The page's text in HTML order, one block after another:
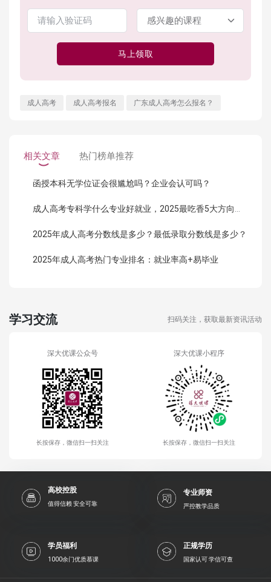
马上领取
成人高考 成人高考报名 广东成人高考怎么报名？
相关文章 热门榜单推荐
函授本科无学位证会很尴尬吗？企业会认可吗？
成人高考专科学什么专业好就业，2025最吃香5大方向曝光！
2025年成人高考分数线是多少？最低录取分数线是多少？
2025年成人高考热门专业排名：就业率高+易毕业
学习交流 扫码关注，获取最新资讯活动
深大优课公众号
长按保存，微信扫一扫关注
深大优课小程序
长按保存，微信扫一扫关注
高校控股
值得信赖 安全可靠
专业师资
严控教学品质
学员福利
1000余门优质慕课
正规学历
国家认可 学信可查